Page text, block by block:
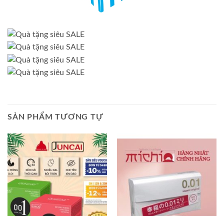
SẢN PHẨM TƯƠNG TỰ